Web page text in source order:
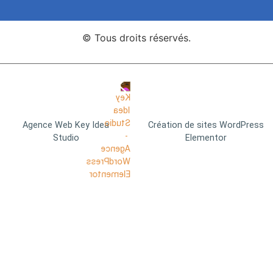
© Tous droits réservés.
Agence Web Key Idea
Studio
Création de sites WordPress
Elementor